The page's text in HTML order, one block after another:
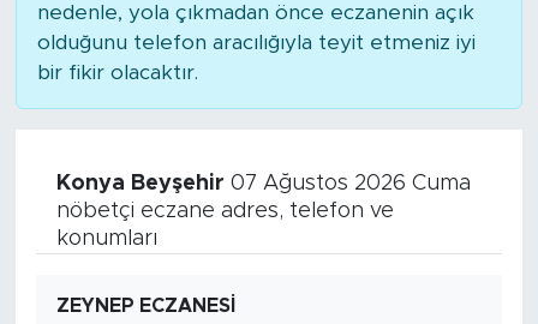
nedenle, yola çıkmadan önce eczanenin açık
olduğunu telefon aracılığıyla teyit etmeniz iyi
bir fikir olacaktır.
Konya Beyşehir 07 Ağustos 2026 Cuma
nöbetçi eczane adres, telefon ve
konumları
ZEYNEP ECZANESİ
Politika